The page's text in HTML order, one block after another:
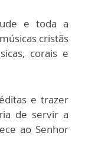
e toda a
cristãs
corais e
e trazer
de servir a
ao Senhor